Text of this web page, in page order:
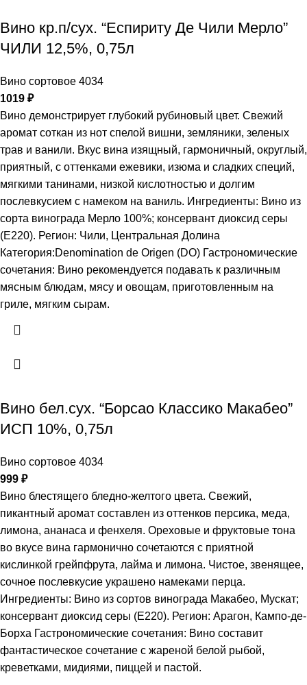
Вино кр.п/сух. “Еспириту Де Чили Мерло”
ЧИЛИ 12,5%, 0,75л
Вино сортовое 4034
1019 ₽
Вино демонстрирует глубокий рубиновый цвет. Свежий
аромат соткан из нот спелой вишни, земляники, зеленых
трав и ванили. Вкус вина изящный, гармоничный, округлый,
приятный, с оттенками ежевики, изюма и сладких специй,
мягкими танинами, низкой кислотностью и долгим
послевкусием с намеком на ваниль. Ингредиенты: Вино из
сорта винограда Мерло 100%; консервант диоксид серы
(Е220). Регион: Чили, Центральная Долина
Категория:Denomination de Origen (DO) Гастрономические
сочетания: Вино рекомендуется подавать к различным
мясным блюдам, мясу и овощам, приготовленным на
гриле, мягким сырам.
Вино бел.сух. “Борсао Классико Макабео”
ИСП 10%, 0,75л
Вино сортовое 4034
999 ₽
Вино блестящего бледно-желтого цвета. Свежий,
пикантный аромат составлен из оттенков персика, меда,
лимона, ананаса и фенхеля. Ореховые и фруктовые тона
во вкусе вина гармонично сочетаются с приятной
кислинкой грейпфрута, лайма и лимона. Чистое, звенящее,
сочное послевкусие украшено намеками перца.
Ингредиенты: Вино из сортов винограда Макабео, Мускат;
консервант диоксид серы (Е220). Регион: Арагон, Кампо-де-
Борха Гастрономические сочетания: Вино составит
фантастическое сочетание с жареной белой рыбой,
креветками, мидиями, пиццей и пастой.